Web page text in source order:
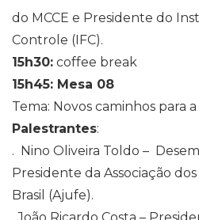
do MCCE e Presidente do
Controle (IFC).
15h30: coffee break
15h45: Mesa 08
Tema: Novos caminhos para
Palestrantes:
. Nino Oliveira Toldo –
Presidente da Associação
Brasil (Ajufe).